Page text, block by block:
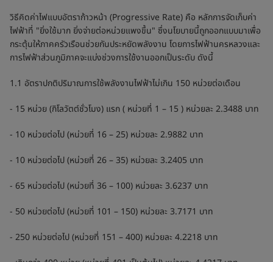
วิธีคิดค่าไฟแบบอัตราก้าวหน้า (Progressive Rate) คือ หลักการจัดเก็บค่า
ไฟฟ้าที่ "ยิ่งใช้มาก ยิ่งจ่ายต่อหน่วยแพงขึ้น" ซึ่งนโยบายนี้ถูกออกแบบมาเพื่อ
กระตุ้นให้ภาคครัวเรือนช่วยกันประหยัดพลังงาน โดยการไฟฟ้านครหลวงและ
การไฟฟ้าส่วนภูมิภาคจะแบ่งช่วงการใช้งานออกเป็นระดับ ดังนี้
1.1 อัตราปกติปริมาณการใช้พลังงานไฟฟ้าไม่เกิน 150 หน่วยต่อเดือน
- 15 หน่วย (กิโลวัตต์ชั่วโมง) แรก ( หน่วยที่ 1 – 15 ) หน่วยละ 2.3488 บาท
- 10 หน่วยต่อไป (หน่วยที่ 16 – 25) หน่วยละ 2.9882 บาท
- 10 หน่วยต่อไป (หน่วยที่ 26 – 35) หน่วยละ 3.2405 บาท
- 65 หน่วยต่อไป (หน่วยที่ 36 – 100) หน่วยละ 3.6237 บาท
- 50 หน่วยต่อไป (หน่วยที่ 101 – 150) หน่วยละ 3.7171 บาท
- 250 หน่วยต่อไป (หน่วยที่ 151 – 400) หน่วยละ 4.2218 บาท